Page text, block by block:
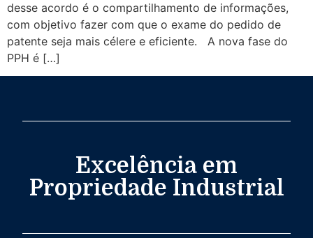
desse acordo é o compartilhamento de informações,
com objetivo fazer com que o exame do pedido de
patente seja mais célere e eficiente. A nova fase do
PPH é […]
Excelência em
Propriedade Industrial